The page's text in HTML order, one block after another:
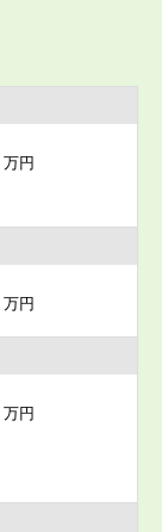
万円
万円
万円